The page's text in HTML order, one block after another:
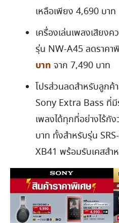
เหลือเพียง 4,690 บาท
เครื่องเล่นเพลงเสียง
รุ่น NW-A45 ลดราคา
บาท จาก 7,490 บาท
โปรส่วนลดสำหรับลูกค้
Sony Extra Bass ที่มี
เพลงได้ทุกที่อย่างไร้กั
บาท ทั้งสำหรับรุ่น
XB41 พร้อมรับเคสส